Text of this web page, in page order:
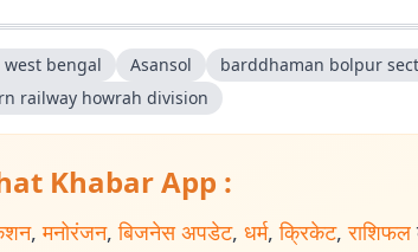
bengal Asansol
barddhaman bolpur
railway howrah division
Khabar App :
, मनोरंजन, बिजनेस अपडेट, धर्म, क्रिकेट, राशिफल